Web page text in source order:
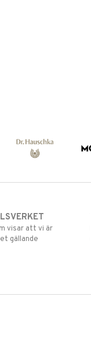
visar att vi är
gällande